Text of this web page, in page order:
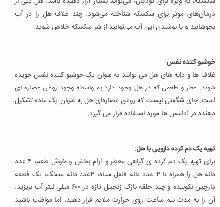
درمان‌های موثر برای سکسکه شناخته می‌شود. چند غلاف هل را در آب
بجوشانید و با نوشیدن این آب می‌توانید از شر سکسکه خلاص شوید.
خوشبو کننده نفس
غلاف ها و دانه های هل می توانند به عنوان یک خوشبو کننده نفس جویده
شوند. عطر و طعمی که در هل وجود دارد به واسطه وجود روغن عصاره ای
است. جای شگفتی نیست که روغن عصاره‌ای هل به عنوان یک ماده تشکیل
دهنده در آدامس ها مورد استفاده قرار می گیرد.
تهیه یک دم کرده دارویی با هل:
برای تهیه یک دم کرده ی گیاهی معطر و آرام بخش و خوش طعم، ۴ عدد
دانه هل را همراه با ۴ عدد دانه فلفل سیاه، ۴عدد دانه میخک، یک قطعه
دارچین نکوبیده و چند حلقه نازک زنجبیل تازه در ۶۰۰ میلی لیتر آب بریزید.
آن را به مدت نیم ساعت روی حرارت ملایم قرار دهید، اما مواظب باشید